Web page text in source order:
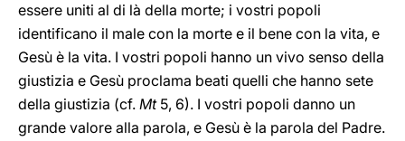
essere uniti al di là della morte; i vostri popoli
identificano il male con la morte e il bene con la vita, e
Gesù è la vita. I vostri popoli hanno un vivo senso della
giustizia e Gesù proclama beati quelli che hanno sete
della giustizia (cf. Mt5, 6). I vostri popoli danno un
grande valore alla parola, e Gesù è la parola del Padre.